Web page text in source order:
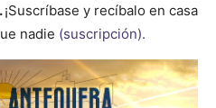
¡Suscríbase y recíbalo en casa
nadie (suscripción).